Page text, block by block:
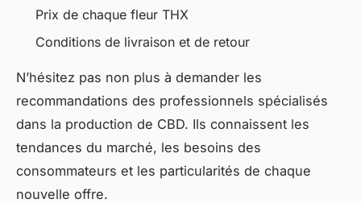
Prix de chaque fleur THX
Conditions de livraison et de retour
N’hésitez pas non plus à demander les
recommandations des professionnels spécialisés
dans la production de CBD. Ils connaissent les
tendances du marché, les besoins des
consommateurs et les particularités de chaque
nouvelle offre.